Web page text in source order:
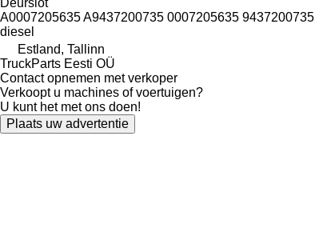
A0007205635 A9437200735 0007205635 9437200735
diesel
Estland, Tallinn
TruckParts Eesti OÜ
Contact opnemen met verkoper
Verkoopt u machines of voertuigen?
U kunt het met ons doen!
Plaats uw advertentie